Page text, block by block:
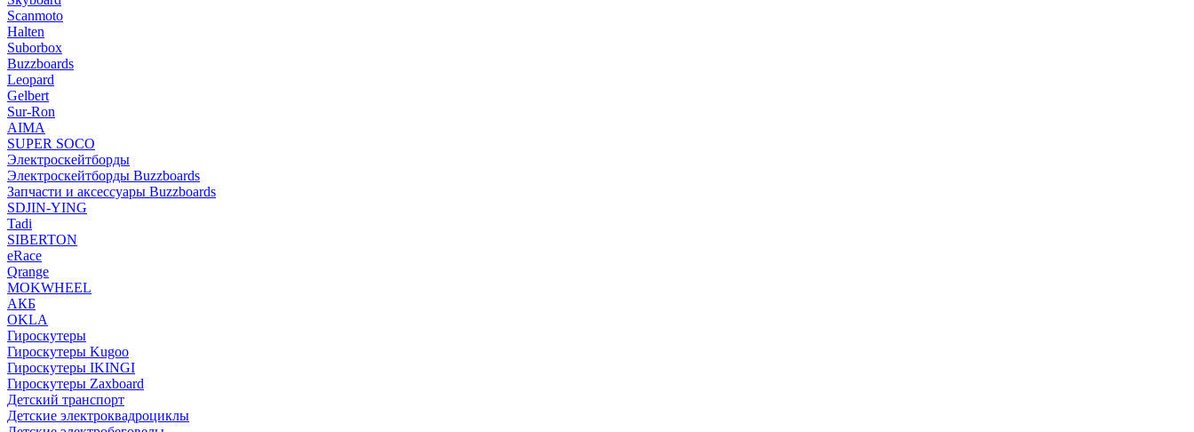
Scanmoto
Halten
Suborbox
Buzzboards
Leopard
Gelbert
Sur-Ron
AIMA
SUPER SOCO
Электроскейтборды
Электроскейтборды Buzzboards
Запчасти и аксессуары Buzzboards
SDJIN-YING
Tadi
SIBERTON
eRace
Qrange
MOKWHEEL
АКБ
OKLA
Гироскутеры
Гироскутеры Kugoo
Гироскутеры IKINGI
Гироскутеры Zaxboard
Детский транспорт
Детские электроквадроциклы